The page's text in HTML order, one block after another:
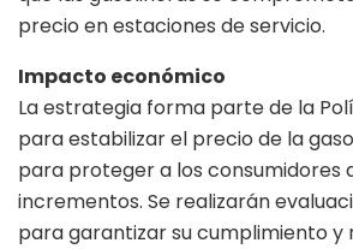
precio en estaciones de servicio.
Impacto económico
La estrategia forma parte de la
para estabilizar el precio de la
para proteger a los consumidores
incrementos. Se realizarán
para garantizar su cumplimiento y